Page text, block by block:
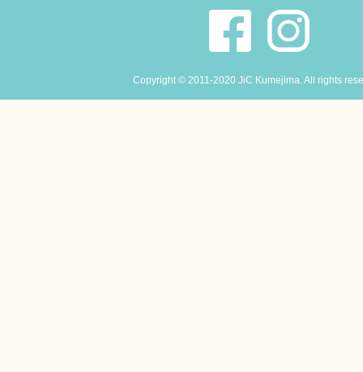
Copyright © 2011-2020 JiC Kumejima. All rights